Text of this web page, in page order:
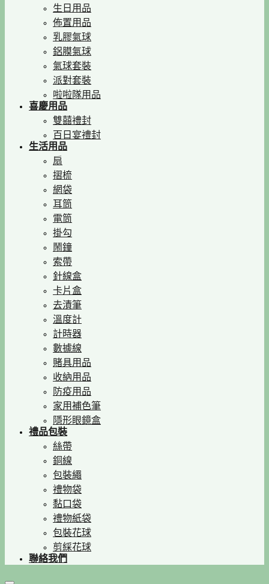
生日用品
佈置用品
乳膠氣球
鋁膜氣球
氣球套裝
派對套裝
啦啦隊用品
喜慶用品
雙囍禮封
百日宴禮封
生活用品
扇
摺梳
網袋
耳筒
電筒
掛勾
鬧鐘
索帶
針線盒
卡片盒
去漬筆
溫度計
計時器
數據線
賭具用品
收納用品
防疫用品
家用補色筆
隱形眼鏡盒
禮品包裝
絲帶
銅線
包裝繩
禮物袋
黏口袋
禮物紙袋
包裝花球
剪綵花球
聯絡我們